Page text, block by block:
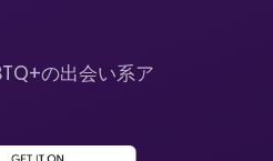
の出会い系ア